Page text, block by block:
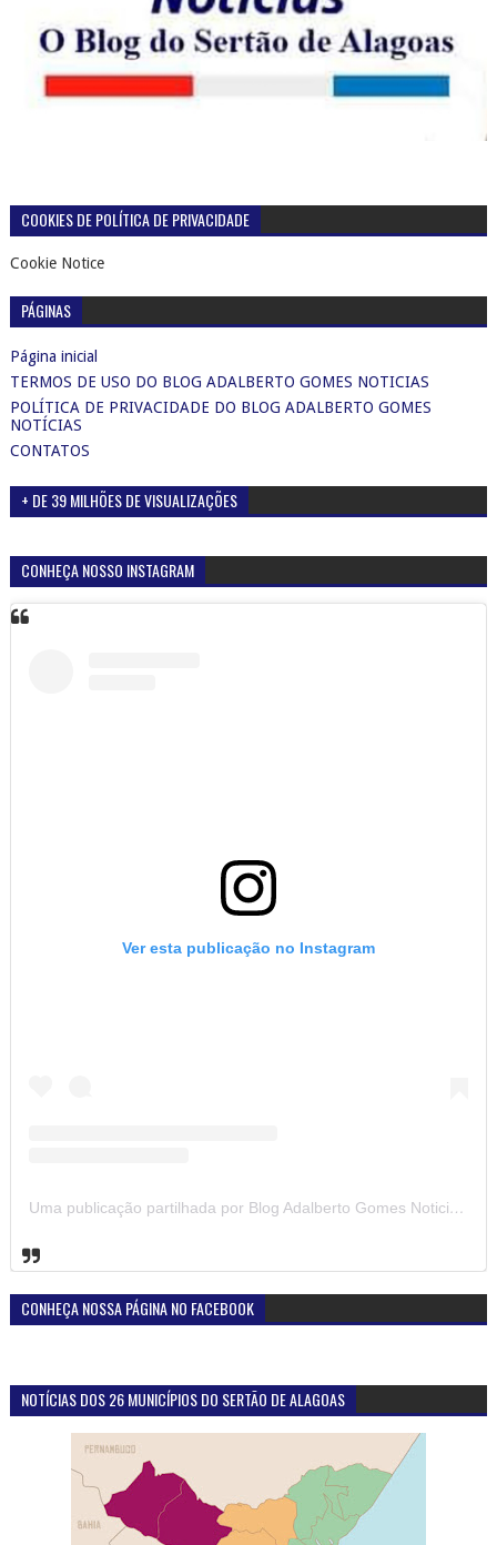
COOKIES DE POLÍTICA DE PRIVACIDADE
Cookie Notice
PÁGINAS
Página inicial
TERMOS DE USO DO BLOG ADALBERTO GOMES NOTICIAS
POLÍTICA DE PRIVACIDADE DO BLOG ADALBERTO GOMES
NOTÍCIAS
CONTATOS
+ DE 39 MILHÕES DE VISUALIZAÇÕES
CONHEÇA NOSSO INSTAGRAM
Ver esta publicação no Instagram
Uma publicação partilhada por Blog Adalberto Gomes Noticias (@blogadalbertogomesnoticiass)
CONHEÇA NOSSA PÁGINA NO FACEBOOK
NOTÍCIAS DOS 26 MUNICÍPIOS DO SERTÃO DE ALAGOAS